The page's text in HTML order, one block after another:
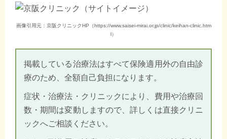
画像引用元：京阪クリニックHP（https://www.saisei-mirai.or.jp/clinic/keihan-clinic.htm
l）
掲載している治療法はすべて保険適用外の自由診
療のため、全額自己負担になります。
症状・治療法・クリニックにより、費用や治療回
数・期間は変動しますので、詳しくは直接クリニ
ックへご相談ください。